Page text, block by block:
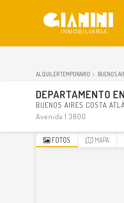
ALQUILER TEMPORARIO BUENOS
DEPARTAMENTO EN
BUENOS AIRES COSTA
Avenida 1 3800
FOTOS MAPA